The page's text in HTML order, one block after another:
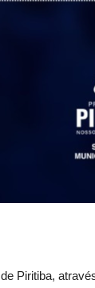
Piritiba,